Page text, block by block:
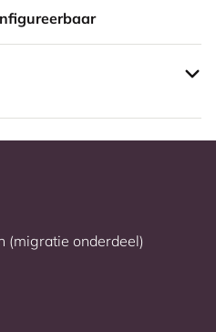
(migratie onderdeel)